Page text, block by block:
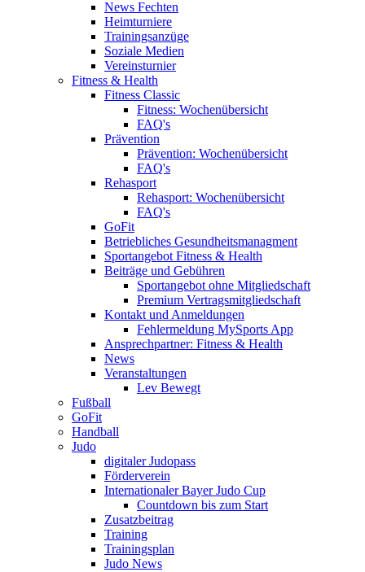
News Fechten
Heimturniere
Trainingsanzüge
Soziale Medien
Vereinsturnier
Fitness & Health
Fitness Classic
Fitness: Wochenübersicht
FAQ's
Prävention
Prävention: Wochenübersicht
FAQ's
Rehasport
Rehasport: Wochenübersicht
FAQ's
GoFit
Betriebliches Gesundheitsmanagment
Sportangebot Fitness & Health
Beiträge und Gebühren
Sportangebot ohne Mitgliedschaft
Premium Vertragsmitgliedschaft
Kontakt und Anmeldungen
Fehlermeldung MySports App
Ansprechpartner: Fitness & Health
News
Veranstaltungen
Lev Bewegt
Fußball
GoFit
Handball
Judo
digitaler Judopass
Förderverein
Internationaler Bayer Judo Cup
Countdown bis zum Start
Zusatzbeitrag
Training
Trainingsplan
Judo News